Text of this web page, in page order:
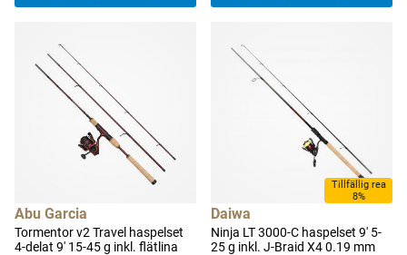
Abu Garcia
Tormentor v2 Travel haspelset
4-delat 9' 15-45 g inkl. flätlina
Tillfällig rea
8%
Daiwa
Ninja LT 3000-C haspelset 9' 5-
25 g inkl. J-Braid X4 0.19 mm